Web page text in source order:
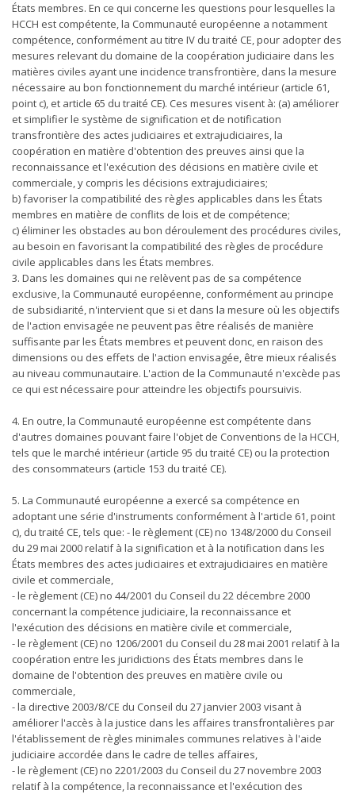
États membres. En ce qui concerne les questions pour lesquelles la
HCCH est compétente, la Communauté européenne a notamment
compétence, conformément au titre IV du traité CE, pour adopter des
mesures relevant du domaine de la coopération judiciaire dans les
matières civiles ayant une incidence transfrontière, dans la mesure
nécessaire au bon fonctionnement du marché intérieur (article 61,
point c), et article 65 du traité CE). Ces mesures visent à: (a) améliorer
et simplifier le système de signification et de notification
transfrontière des actes judiciaires et extrajudiciaires, la
coopération en matière d'obtention des preuves ainsi que la
reconnaissance et l'exécution des décisions en matière civile et
commerciale, y compris les décisions extrajudiciaires;
b) favoriser la compatibilité des règles applicables dans les États
membres en matière de conflits de lois et de compétence;
c) éliminer les obstacles au bon déroulement des procédures civiles,
au besoin en favorisant la compatibilité des règles de procédure
civile applicables dans les États membres.
3. Dans les domaines qui ne relèvent pas de sa compétence
exclusive, la Communauté européenne, conformément au principe
de subsidiarité, n'intervient que si et dans la mesure où les objectifs
de l'action envisagée ne peuvent pas être réalisés de manière
suffisante par les États membres et peuvent donc, en raison des
dimensions ou des effets de l'action envisagée, être mieux réalisés
au niveau communautaire. L'action de la Communauté n'excède pas
ce qui est nécessaire pour atteindre les objectifs poursuivis.
4. En outre, la Communauté européenne est compétente dans
d'autres domaines pouvant faire l'objet de Conventions de la HCCH,
tels que le marché intérieur (article 95 du traité CE) ou la protection
des consommateurs (article 153 du traité CE).
5. La Communauté européenne a exercé sa compétence en
adoptant une série d'instruments conformément à l'article 61, point
c), du traité CE, tels que: - le règlement (CE) no 1348/2000 du Conseil
du 29 mai 2000 relatif à la signification et à la notification dans les
États membres des actes judiciaires et extrajudiciaires en matière
civile et commerciale,
- le règlement (CE) no 44/2001 du Conseil du 22 décembre 2000
concernant la compétence judiciaire, la reconnaissance et
l'exécution des décisions en matière civile et commerciale,
- le règlement (CE) no 1206/2001 du Conseil du 28 mai 2001 relatif à la
coopération entre les juridictions des États membres dans le
domaine de l'obtention des preuves en matière civile ou
commerciale,
- la directive 2003/8/CE du Conseil du 27 janvier 2003 visant à
améliorer l'accès à la justice dans les affaires transfrontalières par
l'établissement de règles minimales communes relatives à l'aide
judiciaire accordée dans le cadre de telles affaires,
- le règlement (CE) no 2201/2003 du Conseil du 27 novembre 2003
relatif à la compétence, la reconnaissance et l'exécution des